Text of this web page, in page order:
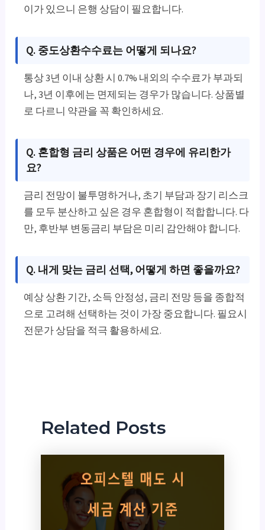
이가 있으니 은행 상담이 필요합니다.
Q. 중도상환수수료는 어떻게 되나요?
통상 3년 이내 상환 시 0.7% 내외의 수수료가 부과되
나, 3년 이후에는 면제되는 경우가 많습니다. 상품별
로 다르니 약관을 꼭 확인하세요.
Q. 혼합형 금리 상품은 어떤 경우에 유리한가
요?
금리 전망이 불투명하거나, 초기 부담과 장기 리스크
를 모두 분산하고 싶은 경우 혼합형이 적합합니다. 다
만, 후반부 변동금리 부담은 미리 감안해야 합니다.
Q. 내게 맞는 금리 선택, 어떻게 하면 좋을까요?
예상 상환 기간, 소득 안정성, 금리 전망 등을 종합적
으로 고려해 선택하는 것이 가장 중요합니다. 필요시
전문가 상담을 적극 활용하세요.
Related Posts